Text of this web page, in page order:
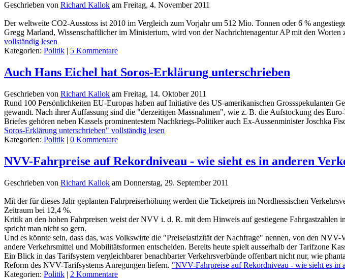
Geschrieben von Richard Kallok am Freitag, 4. November 2011
Der weltweite CO2-Ausstoss ist 2010 im Vergleich zum Vorjahr um 512 Mio. Tonnen oder 6 %
Gregg Marland, Wissenschaftlicher im Ministerium, wird von der Nachrichtenagentur AP mit den
vollständig lesen
Kategorien: Politik | 5 Kommentare
Auch Hans Eichel hat Soros-Erklärung unterschrieben
Geschrieben von Richard Kallok am Freitag, 14. Oktober 2011
Rund 100 Persönlichkeiten EU-Europas haben auf Initiative des US-amerikanischen Grossspekulanten
gewandt. Nach ihrer Auffassung sind die "derzeitigen Massnahmen", wie z. B. die Aufstockung des
Briefes gehören neben Kassels prominentestem Nachkriegs-Politiker auch Ex-Aussenminister Joschka
Soros-Erklärung unterschrieben" vollständig lesen
Kategorien: Politik | 0 Kommentare
NVV-Fahrpreise auf Rekordniveau - wie sieht es in anderen
Geschrieben von Richard Kallok am Donnerstag, 29. September 2011
Mit der für dieses Jahr geplanten Fahrpreiserhöhung werden die Ticketpreis im Nordhessischen
Zeitraum bei 12,4 %.
Kritik an den hohen Fahrpreisen weist der NVV i. d. R. mit dem Hinweis auf gestiegene
spricht man nicht so gern.
Und es könnte sein, dass das, was Volkswirte die "Preiselastizität der Nachfrage" nennen, von den
andere Verkehrsmittel und Mobilitätsformen entscheiden. Bereits heute spielt ausserhalb der Tarifzone
Ein Blick in das Tarifsystem vergleichbarer benachbarter Verkehrsverbünde offenbart nicht nur, wie
Reform des NVV-Tarifsystems Anregungen liefern. "NVV-Fahrpreise auf Rekordniveau - wie sieht es in
Kategorien: Politik | 2 Kommentare